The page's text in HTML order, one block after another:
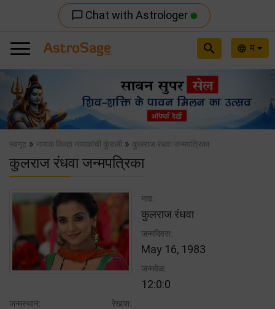
chat_bubble_outline Chat with Astrologer
language म
search
Previous
स्वगृह » नायक किव्हा नायकांची कुंडली » कुलराज रंधवा जन्मपत्रिका
कुलराज रंधवा जन्मपत्रिका
नाव:
कुलराज रंधवा
जन्मदिवस:
May 16, 1983
जन्मवेळ:
12:0:0
जन्मस्थान: रेखांश: